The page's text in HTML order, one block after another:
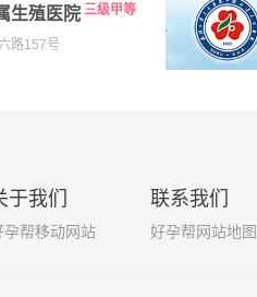
生殖医院 三级甲等
路157号
于我们
孕帮移动网站
联系我们
好孕帮网站地图